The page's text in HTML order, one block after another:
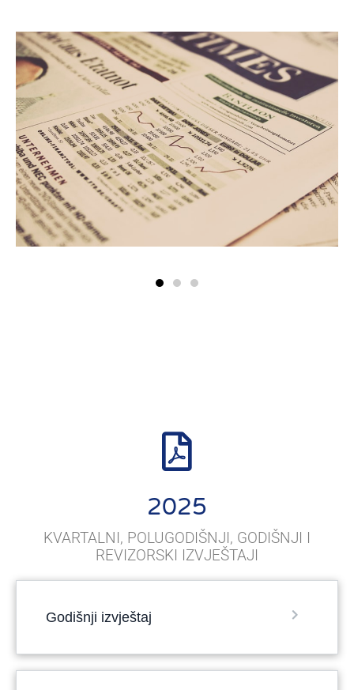
2025
KVARTALNI, POLUGODIŠNJI, GODIŠNJI I
REVIZORSKI IZVJEŠTAJI
Godišnji izvještaj